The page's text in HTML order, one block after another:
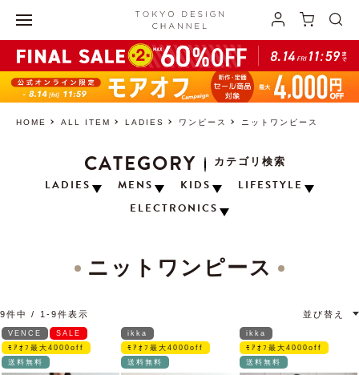
HOME ALL ITEM LADIES ワンピース ニットワンピース
CATEGORY
カテゴリ検索
LADIES
MENS KIDS
LIFESTYLE
ELECTRONICS
ニットワンピース
並び替え
9件中 1 -9件表示
VENCE
SALE
ﾓｱｵﾌ最大4000off
送料無料
ikka
ﾓｱｵﾌ最大4000off
送料無料
ikka
ﾓｱｵﾌ最大4000off
送料無料